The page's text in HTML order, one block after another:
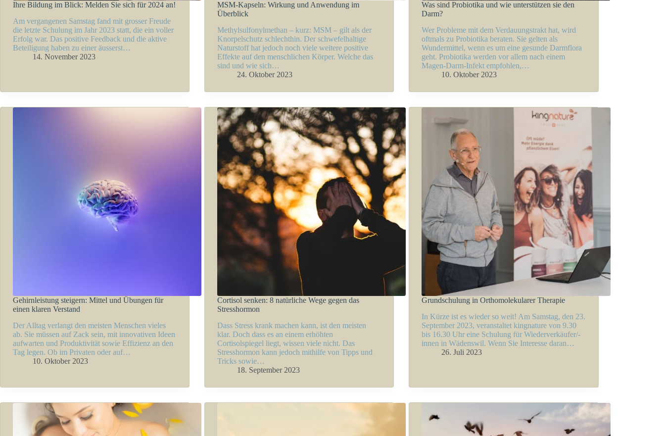
Ihre Bildung im Blick: Melden Sie sich für 2024 an!
Am vergangenen Samstag fand mit grosser Freude
die letzte Schulung im Jahr 2023 statt, die ein voller
Erfolg war. Das positive Feedback und die aktive
Beteiligung haben zu einer äusserst…
14. November 2023
MSM-Kapseln: Wirkung und Anwendung im
Überblick
Methylsulfonylmethan – kurz: MSM – gilt als der
Knorpelschutz schlechthin. Der schwefelhaltige
Naturstoff hat jedoch noch viele weitere positive
Effekte auf den menschlichen Körper. Welche das
sind und wie sich…
24. Oktober 2023
Was sind Probiotika und wie unterstützen sie den
Darm?
Wer Probleme mit dem Verdauungstrakt hat, wird
oftmals zu Probiotika beraten. Sie gelten als
Wundermittel, wenn es um eine gesunde Darmflora
geht. Probiotika werden vor allem nach einem
Magen-Darm-Infekt empfohlen,…
10. Oktober 2023
Gehirnleistung steigern: Mittel und Übungen für
einen klaren Verstand
Der Alltag verlangt den meisten Menschen vieles
ab. Sie müssen auf Zack sein, mit innovativen Ideen
aufwarten und Produktivität sowie Effizienz an den
Tag legen. Ob im Privaten oder auf…
10. Oktober 2023
Cortisol senken: 8 natürliche Wege gegen das
Stresshormon
Dass Stress krank machen kann, ist den meisten
klar. Doch dass es an einem erhöhten
Cortisolspiegel liegt, wissen viele nicht. Das
Stresshormon kann jedoch mithilfe von Tipps und
Tricks sowie…
18. September 2023
Grundschulung in Orthomolekularer Therapie
In Kürze ist es wieder so weit! Am Samstag, den 23.
September 2023, veranstaltet kingnature von 9.30
bis 16.30 Uhr eine Schulung für Wiederverkäufer/-
innen in Wädenswil. Wenn Sie Interesse daran…
26. Juli 2023